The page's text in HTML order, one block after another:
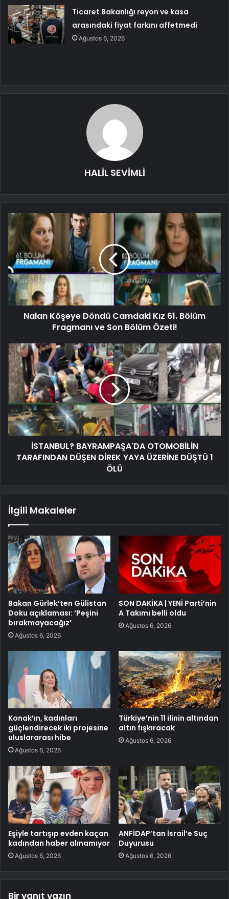
Ticaret Bakanlığı reyon ve kasa
arasındaki fiyat farkını affetmedi
Ağustos 6, 2026
HALİL SEVİMLİ
Nalan Köşeye Döndü Camdaki Kız 61. Bölüm
Fragmanı ve Son Bölüm Özeti!
İSTANBUL? BAYRAMPAŞA'DA OTOMOBİLİN
TARAFINDAN DÜŞEN DİREK YAYA ÜZERİNE DÜŞTÜ 1
ÖLÜ
İlgili Makaleler
Bakan Gürlek’ten Gülistan
Doku açıklaması: ‘Peşini
bırakmayacağız’
Ağustos 6, 2026
SON DAKİKA | YENİ Parti’nin
A Takımı belli oldu
Ağustos 6, 2026
Konak’ın, kadınları
güçlendirecek iki projesine
uluslararası hibe
Ağustos 6, 2026
Türkiye’nin 11 ilinin altından
altın fışkıracak
Ağustos 6, 2026
Eşiyle tartışıp evden kaçan
kadından haber alınamıyor
Ağustos 6, 2026
ANFİDAP’tan İsrail’e Suç
Duyurusu
Ağustos 6, 2026
Bir yanıt yazın